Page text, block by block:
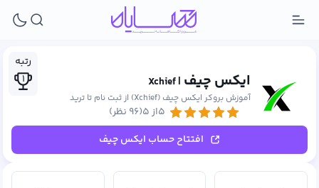
رتبه
۱
ایکس چیف | Xchief
آموزش بروکر ایکس چیف (Xchief) از ثبت نام تا ترید
۵از ۵
(۹۶ نظر)
افتتاح حساب ایکس چیف